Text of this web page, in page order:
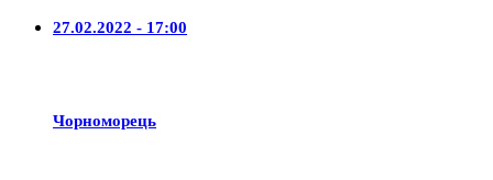
27.02.2022 - 17:00
Чорноморець